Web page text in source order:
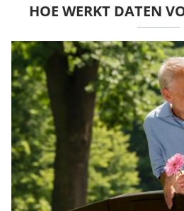
HOE WERKT DATEN